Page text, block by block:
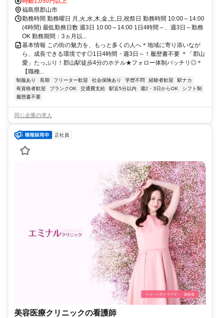
福島県郡山市
勤務時間 勤務曜日 月,火,水,木,金,土,日,祝祭日 勤務時間 10:00～14:00
(4時間) 最低勤務日数 週3日 10:00～14:00 1日4時間～、週3日～勤務
OK 勤務期間：3ヵ月以...
基本情報 この街の魅力を、もっと多くの人へ＊地域に寄り添いなが
ら、成長できる環境です◎1日4時間・週3日～！履歴書不要 ＊「郡山
愛」たっぷり！郡山駅徒歩4分のホテル★フォロー体制バッチリ◎＊
【職種...
制服あり 長期 フリーター歓迎 社会保険あり 学歴不問 経験者歓迎
駅ナカ
有資格者歓迎
ブランクOK 交通費支給 駅近5分以内 週2・3日からOK
シフト制
履歴書不要
同じ企業の求人
正社員
美容医療クリニックの看護師